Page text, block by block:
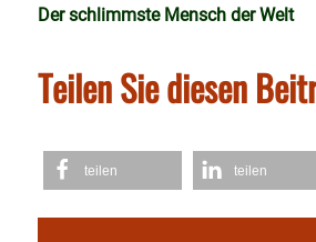
Der schlimmste Mensch der Welt
Teilen Sie diesen
teilen teilen